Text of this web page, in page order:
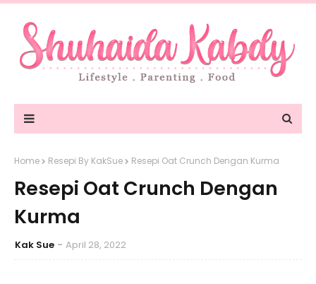
Home Resepi By KakSue Resepi Oat Crunch Dengan Kurma
Resepi Oat Crunch Dengan
Kurma
Kak Sue April 28, 2022